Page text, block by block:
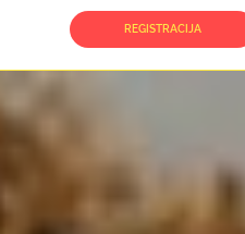
REGISTRACIJA